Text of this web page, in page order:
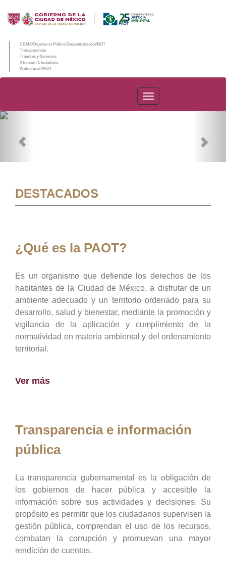
CDMX/Organismo Público Descentralizado/PAOT
Transparencia
Trámites y Servicios
Atención Ciudadana
Web e-mail PAOT
PAOT
DESTACADOS
¿Qué es la PAOT?
Es un organismo que defiende los derechos de los
habitantes de la Ciudad de México, a disfrutar de un
ambiente adecuado y un territorio ordenado para su
desarrollo, salud y bienestar, mediante la promoción y
vigilancia de la aplicación y cumplimiento de la
normatividad en materia ambiental y del ordenamiento
territorial.
Ver más
Transparencia e información
pública
La transparencia gubernamental es la obligación de
los gobiernos de hacer pública y accesible la
información sobre sus actividades y decisiones. Su
propósito es permitir que los ciudadanos supervisen la
gestión pública, comprendan el uso de los recursos,
combatan la corrupción y promuevan una mayor
rendición de cuentas.